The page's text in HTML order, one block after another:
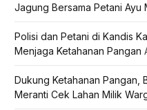
Jagung Bersama Petani Ayu
Polisi dan Petani di Kandis
Menjaga Ketahanan Pangan
Dukung Ketahanan Pangan,
Meranti Cek Lahan Milik